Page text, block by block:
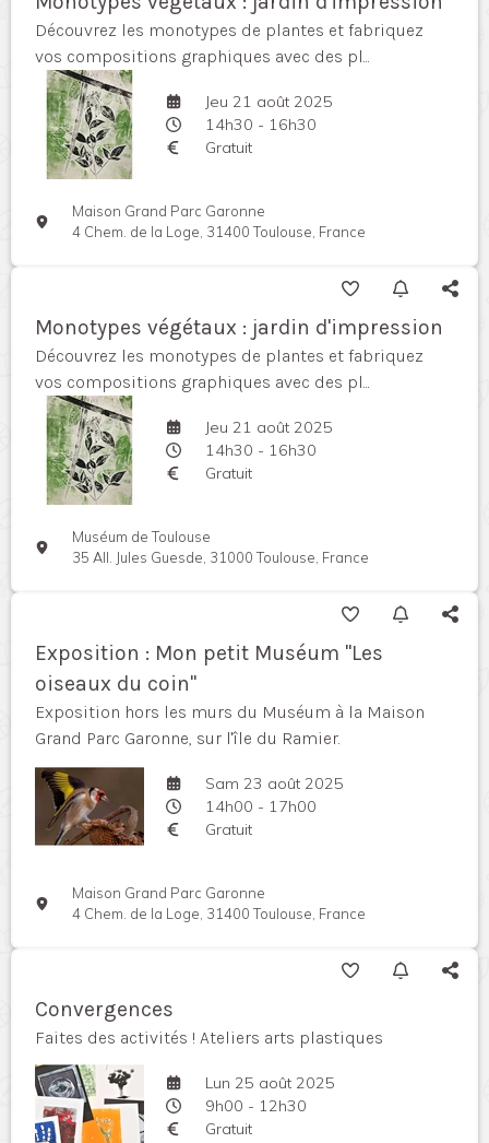
Découvrez les monotypes de plantes et fabriquez
vos compositions graphiques avec des pl...
Jeu 21 août 2025
14h30 - 16h30
Gratuit
Maison Grand Parc Garonne
4 Chem. de la Loge, 31400 Toulouse, France
Monotypes végétaux : jardin d'impression
Découvrez les monotypes de plantes et fabriquez
vos compositions graphiques avec des pl...
Jeu 21 août 2025
14h30 - 16h30
Gratuit
Muséum de Toulouse
35 All. Jules Guesde, 31000 Toulouse, France
Exposition : Mon petit Muséum "Les
oiseaux du coin"
Exposition hors les murs du Muséum à la Maison
Grand Parc Garonne, sur l'île du Ramier.
Sam 23 août 2025
14h00 - 17h00
Gratuit
Maison Grand Parc Garonne
4 Chem. de la Loge, 31400 Toulouse, France
Convergences
Faites des activités ! Ateliers arts plastiques
Lun 25 août 2025
9h00 - 12h30
Gratuit